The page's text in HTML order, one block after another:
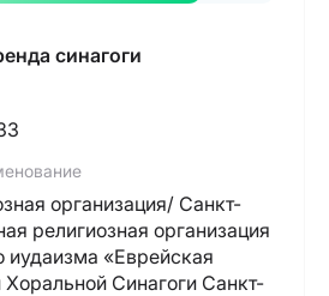
синагоги
организация/ Санкт-
религиозная организация
иудаизма «Еврейская
Синагоги Санкт-